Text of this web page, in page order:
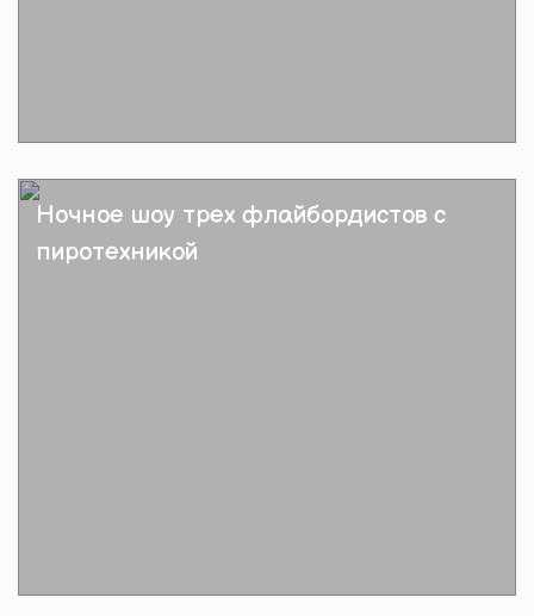
Подробнее
Ночное шоу трех флайбордистов с
пиротехникой